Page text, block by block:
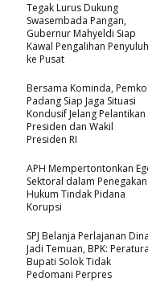
Tegak Lurus Dukung
Swasembada Pangan,
Gubernur Mahyeldi Siap
Kawal Pengalihan Penyuluh
ke Pusat
Bersama Kominda, Pemko
Padang Siap Jaga Situasi
Kondusif Jelang Pelantikan
Presiden dan Wakil
Presiden RI
APH Mempertontonkan
Sektoral dalam Penegakan
Hukum Tindak Pidana
Korupsi
SPJ Belanja Perlajanan
Jadi Temuan, BPK:
Bupati Solok Tidak
Pedomani Perpres